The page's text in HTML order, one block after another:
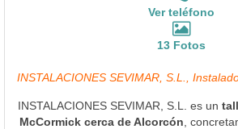
Ver teléfono
13 Fotos
INSTALACIONES SEVIMAR, S.L.,
INSTALACIONES SEVIMAR, S.L. es un
McCormick cerca de Alcorcón ,